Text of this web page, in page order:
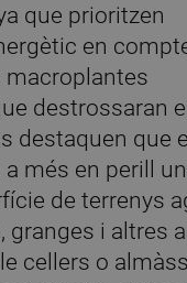
que prioritzen
en
macroplantes
destrossaran
destaquen que
més en perill
de terrenys
granges i altres
cellers o